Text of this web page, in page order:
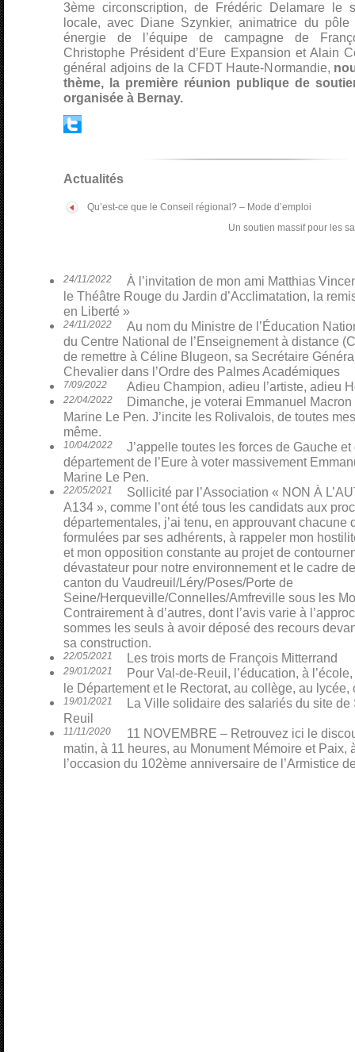
3ème circonscription, de Frédéric Delamare le
locale, avec Diane Szynkier, animatrice du
énergie de l’équipe de campagne de
Christophe Président d’Eure Expansion et Alain
général adjoins de la CFDT Haute-Normandie,
thème, la première réunion publique de
organisée à Bernay.
Actualités
Qu’est-ce que le Conseil régional? – Mode d’emploi
Un soutien massif pour les
24/11/2022
À l’invitation de mon ami Matthias
le Théâtre Rouge du Jardin d’Acclimatation, la
en Liberté »
24/11/2022
Au nom du Ministre de l’Éducation
du Centre National de l’Enseignement à distance
de remettre à Céline Blugeon, sa Secrétaire
Chevalier dans l’Ordre des Palmes Académiques
7/09/2022 Adieu Champion, adieu l’artiste, adieu
22/04/2022
Dimanche, je voterai Emmanuel
Marine Le Pen. J’incite les Rolivalois, de toutes
même.
10/04/2022
J’appelle toutes les forces de Gauche
département de l’Eure à voter massivement
Marine Le Pen.
22/05/2021
Sollicité par l’Association « NON À
A134 », comme l’ont été tous les candidats aux
départementales, j’ai tenu, en approuvant chacune
formulées par ses adhérents, à rappeler mon
et mon opposition constante au projet de
dévastateur pour notre environnement et le cadre
canton du Vaudreuil/Léry/Poses/Porte de
Seine/Herqueville/Connelles/Amfreville sous les
Contrairement à d’autres, dont l’avis varie à
sommes les seuls à avoir déposé des recours
sa construction.
22/05/2021 Les trois morts de François Mitterrand
29/01/2021
Pour Val-de-Reuil, l’éducation, à
le Département et le Rectorat, au collège, au lycée,
19/01/2021
La Ville solidaire des salariés du site de
Reuil
11/11/2020
11 NOVEMBRE – Retrouvez ici le
matin, à 11 heures, au Monument Mémoire et Paix,
l’occasion du 102ème anniversaire de l’Armistice